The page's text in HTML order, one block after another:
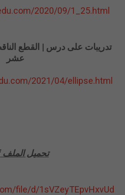
2020/09/1_25.html
عشر
2021/04/ellipse.html
تحميل الملف pdf
file/d/1sVZeyTEpvHxvUd